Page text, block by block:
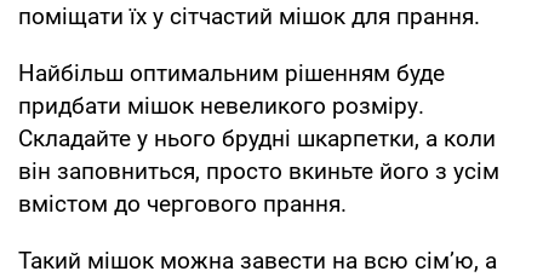
поміщати їх у сітчастий мішок для прання.
Найбільш оптимальним рішенням буде
придбати мішок невеликого розміру.
Складайте у нього брудні шкарпетки, а коли
він заповниться, просто вкиньте його з усім
вмістом до чергового прання.
Такий мішок можна завести на всю сім’ю, а